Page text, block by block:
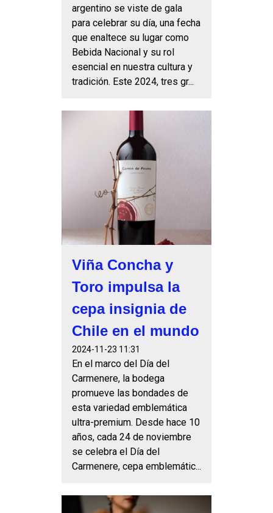
argentino se viste de gala
para celebrar su día, una fecha
que enaltece su lugar como
Bebida Nacional y su rol
esencial en nuestra cultura y
tradición. Este 2024, tres gr...
Viña Concha y
Toro impulsa la
cepa insignia de
Chile en el mundo
2024-11-23 11:31
En el marco del Día del
Carmenere, la bodega
promueve las bondades de
esta variedad emblemática
ultra-premium. Desde hace 10
años, cada 24 de noviembre
se celebra el Día del
Carmenere, cepa emblemátic...